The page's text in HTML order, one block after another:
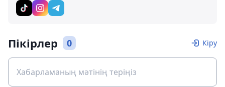
Пікірлер 0 Кіру